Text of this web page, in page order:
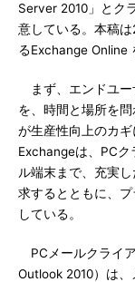
Server 2010」とク
意している。本稿
るExchange Online
まず、エンドユー
を、時間と場所を
が生産性向上のカ
Exchangeは、PCク
ル端末まで、充実
求するとともに、
している。
PCメールクライ
Outlook 2010）は